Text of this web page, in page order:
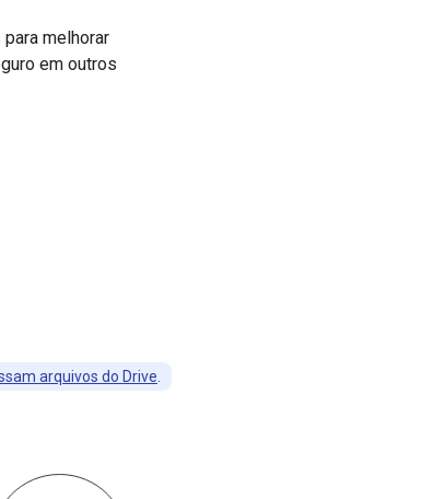
melhorar
em outros
arquivos do Drive